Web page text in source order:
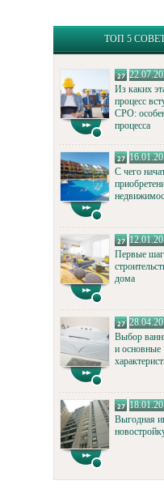
ТОП 5
Из каких
процесс
СРО:
процесса
С чего
Первые
дома
Выбор
и основные
Выгодная